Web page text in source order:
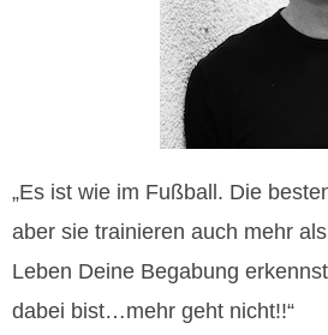
„Es ist wie im Fußball. Die
aber sie trainieren auch mehr
Leben Deine Begabung
dabei bist…mehr geht nicht!!“